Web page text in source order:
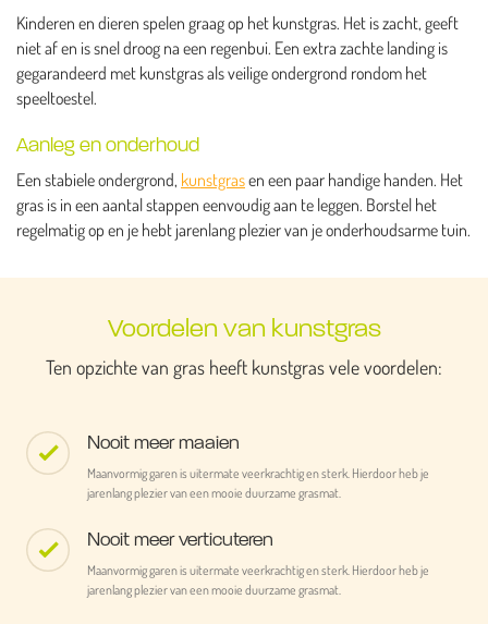
Kinderen en dieren spelen graag op het kunstgras. Het is zacht, geeft
niet af en is snel droog na een regenbui. Een extra zachte landing is
gegarandeerd met kunstgras als veilige ondergrond rondom het
speeltoestel.
Aanleg en onderhoud
Een stabiele ondergrond, kunstgrasen een paar handige handen. Het
gras is in een aantal stappen eenvoudig aan te leggen. Borstel het
regelmatig op en je hebt jarenlang plezier van je onderhoudsarme tuin.
Voordelen van kunstgras
Ten opzichte van gras heeft kunstgras vele voordelen:
Nooit meer maaien
Maanvormig garen is uitermate veerkrachtig en sterk. Hierdoor heb je
jarenlang plezier van een mooie duurzame grasmat.
Nooit meer verticuteren
Maanvormig garen is uitermate veerkrachtig en sterk. Hierdoor heb je
jarenlang plezier van een mooie duurzame grasmat.